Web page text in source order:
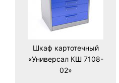
Шкаф картотечный
«Универсал КШ 7108-
02»